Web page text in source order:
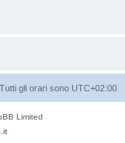
Tutti gli orari sono UTC+02:00
Limited